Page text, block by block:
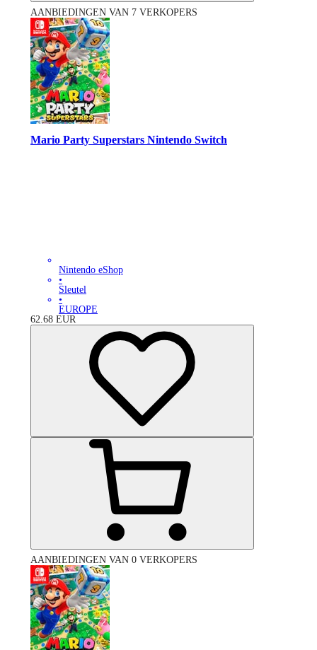
AANBIEDINGEN VAN 7 VERKOPERS
Mario Party Superstars Nintendo Switch
Nintendo eShop
•
Sleutel
•
EUROPE
62.68 EUR
AANBIEDINGEN VAN 0 VERKOPERS